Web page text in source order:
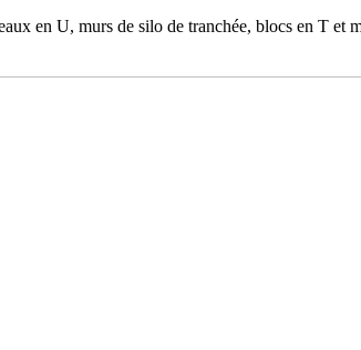
en U, murs de silo de tranchée, blocs en T et